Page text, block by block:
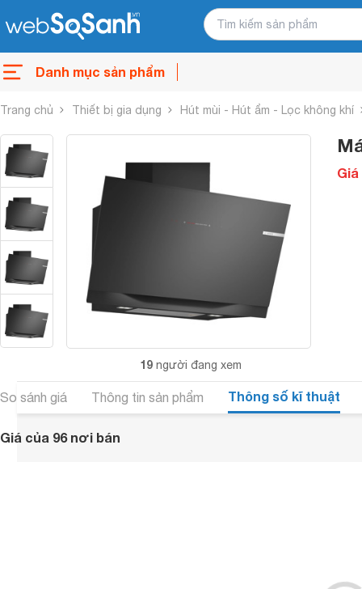
Danh mục sản phẩm
Trang chủ Thiết bị gia dụng Hút mùi - Hút ẩm - Lọc không khí
19 người đang xem
Giá
So sánh giá Thông tin sản phẩm Thông số kĩ thuật
Giá của 96 nơi bán